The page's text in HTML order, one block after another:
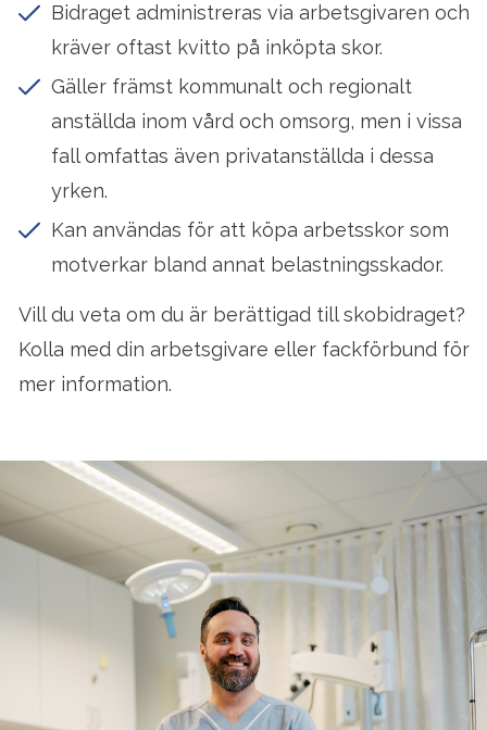
Bidraget administreras via arbetsgivaren och
kräver oftast kvitto på inköpta skor.
Gäller främst kommunalt och regionalt
anställda inom vård och omsorg, men i vissa
fall omfattas även privatanställda i dessa
yrken.
Kan användas för att köpa arbetsskor som
motverkar bland annat belastningsskador.
Vill du veta om du är berättigad till skobidraget?
Kolla med din arbetsgivare eller fackförbund för
mer information.